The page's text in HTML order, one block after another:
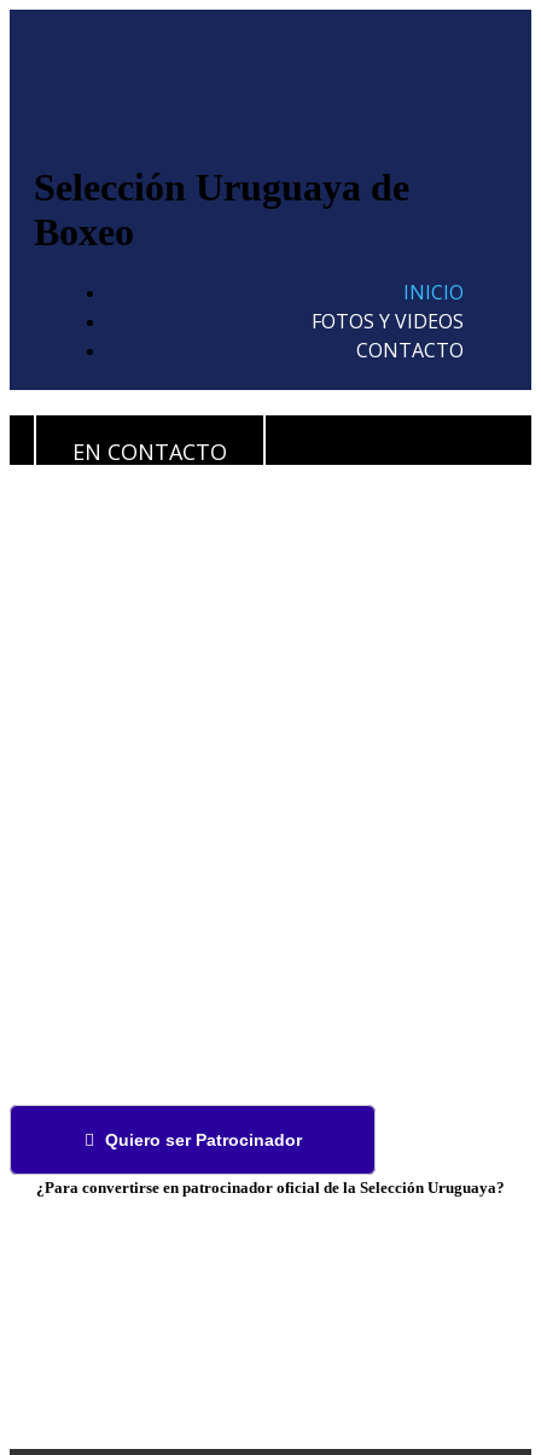
Selección Uruguaya de
Boxeo
INICIO
FOTOS Y VIDEOS
CONTACTO
EN CONTACTO
 Quiero ser Patrocinador
¿Para convertirse en patrocinador oficial de la Selección Uruguaya?